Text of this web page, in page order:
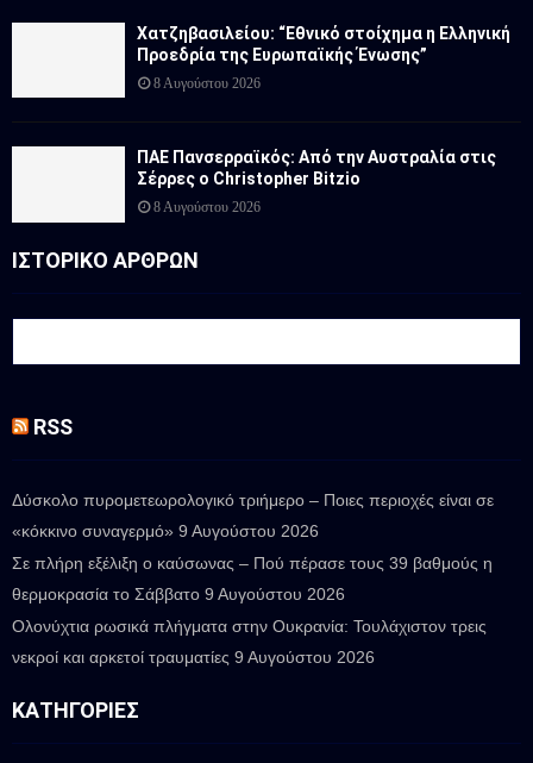
Χατζηβασιλείου: “Εθνικό στοίχημα η Ελληνική
Προεδρία της Ευρωπαϊκής Ένωσης”
8 Αυγούστου 2026
ΠΑΕ Πανσερραϊκός: Από την Αυστραλία στις
Σέρρες ο Christopher Bitzio
8 Αυγούστου 2026
ΙΣΤΟΡΙΚΟ ΑΡΘΡΩΝ
RSS
Δύσκολο πυρομετεωρολογικό τριήμερο – Ποιες περιοχές είναι σε
«κόκκινο συναγερμό» 9 Αυγούστου 2026
Σε πλήρη εξέλιξη ο καύσωνας – Πού πέρασε τους 39 βαθμούς η
θερμοκρασία το Σάββατο 9 Αυγούστου 2026
Ολονύχτια ρωσικά πλήγματα στην Ουκρανία: Τουλάχιστον τρεις
νεκροί και αρκετοί τραυματίες 9 Αυγούστου 2026
ΚΑΤΗΓΟΡΊΕΣ